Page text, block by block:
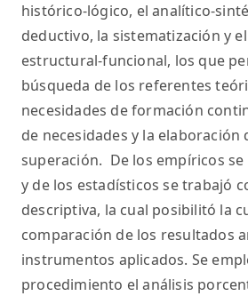
histórico-lógico, el analítico-
deductivo, la sistematización y
estructural-funcional, los que
búsqueda de los referentes
necesidades de formación
de necesidades y la elaboración
superación. De los empíricos
y de los estadísticos se trabajó
descriptiva, la cual posibilitó la
comparación de los resultados
instrumentos aplicados. Se
procedimiento el análisis